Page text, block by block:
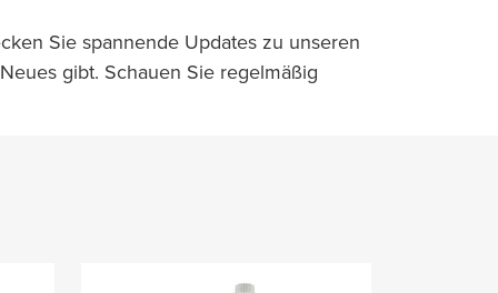
Sie spannende Updates zu unseren
gibt. Schauen Sie regelmäßig